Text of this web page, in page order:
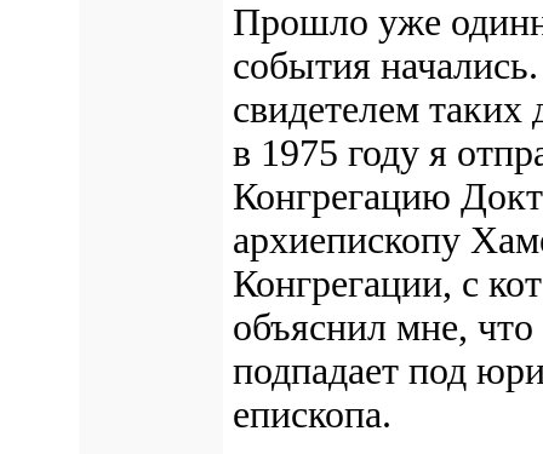
Прошло уже
события
свидетелем
в 1975 году я
Конгрегацию
архиепископу
Конгрегации, с
объяснил мне,
подпадает под
епископа.